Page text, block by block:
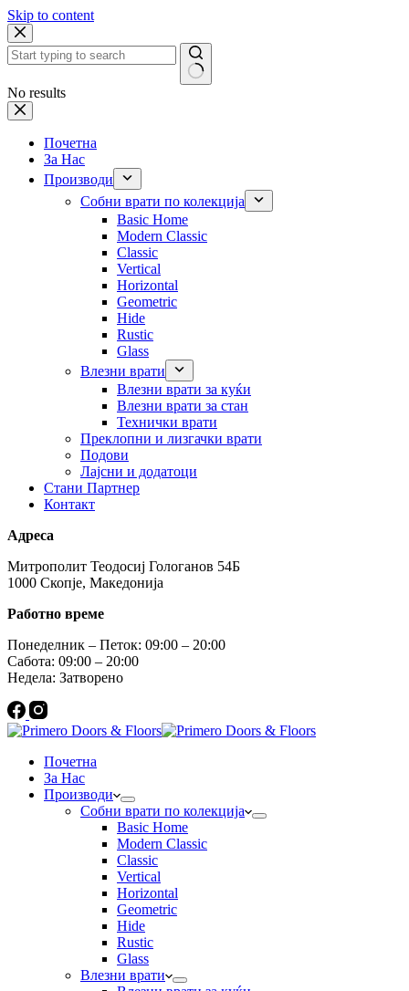
Skip to content
No results
Почетна
За Нас
Производи
Собни врати по колекција
Basic Home
Modern Classic
Classic
Vertical
Horizontal
Geometric
Hide
Rustic
Glass
Влезни врати
Влезни врати за куќи
Влезни врати за стан
Технички врати
Преклопни и лизгачки врати
Подови
Лајсни и додатоци
Стани Партнер
Контакт
Адреса
Митрополит Теодосиј Гологанов 54Б
1000 Скопје, Македонија
Работно време
Понеделник – Петок: 09:00 – 20:00
Сабота: 09:00 – 20:00
Недела: Затворено
Почетна
За Нас
Производи
Собни врати по колекција
Basic Home
Modern Classic
Classic
Vertical
Horizontal
Geometric
Hide
Rustic
Glass
Влезни врати